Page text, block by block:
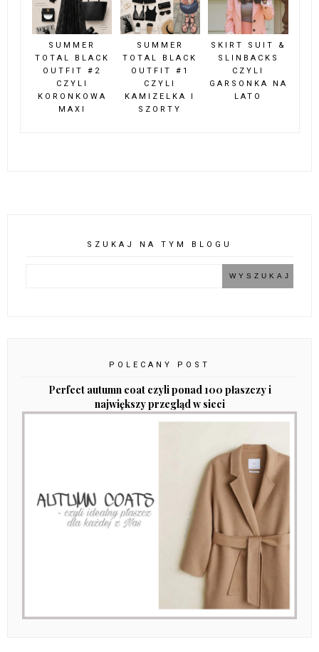
SUMMER
TOTAL BLACK
OUTFIT #2
CZYLI
KORONKOWA
MAXI
SUMMER
TOTAL BLACK
OUTFIT #1
CZYLI
KAMIZELKA I
SZORTY
SKIRT SUIT &
SLINBACKS
CZYLI
GARSONKA NA
LATO
SZUKAJ NA TYM BLOGU
POLECANY POST
Perfect autumn coat czyli ponad 100 płaszczy i
największy przegląd w sieci